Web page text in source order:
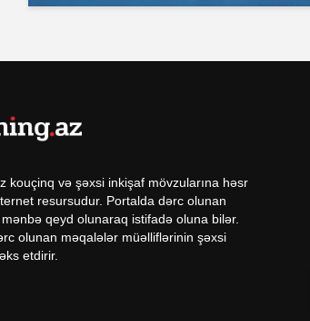
kouçinq və şəxsi inkişaf mövzularına həsr
resursudur. Portalda dərc olunan
qeyd olunaraq istifadə oluna bilər.
olunan məqalələr müəlliflərinin şəxsi
etdirir.